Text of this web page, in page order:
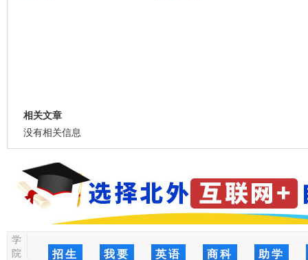
相关文章
没有相关信息
学
院
招生
我要
英语
商科
助学